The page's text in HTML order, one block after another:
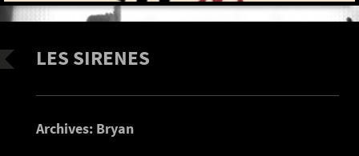
LES SIRENES
Archives: Bryan